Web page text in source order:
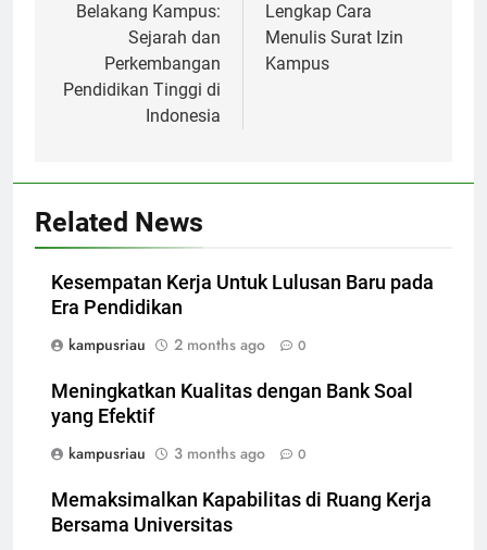
Belakang Kampus:
Sejarah dan
Perkembangan
Pendidikan Tinggi di
Indonesia
Lengkap Cara
Menulis Surat Izin
Kampus
Related News
Kesempatan Kerja Untuk Lulusan Baru pada
Era Pendidikan
kampusriau
2 months ago 0
Meningkatkan Kualitas dengan Bank Soal
yang Efektif
kampusriau
3 months ago 0
Memaksimalkan Kapabilitas di Ruang Kerja
Bersama Universitas